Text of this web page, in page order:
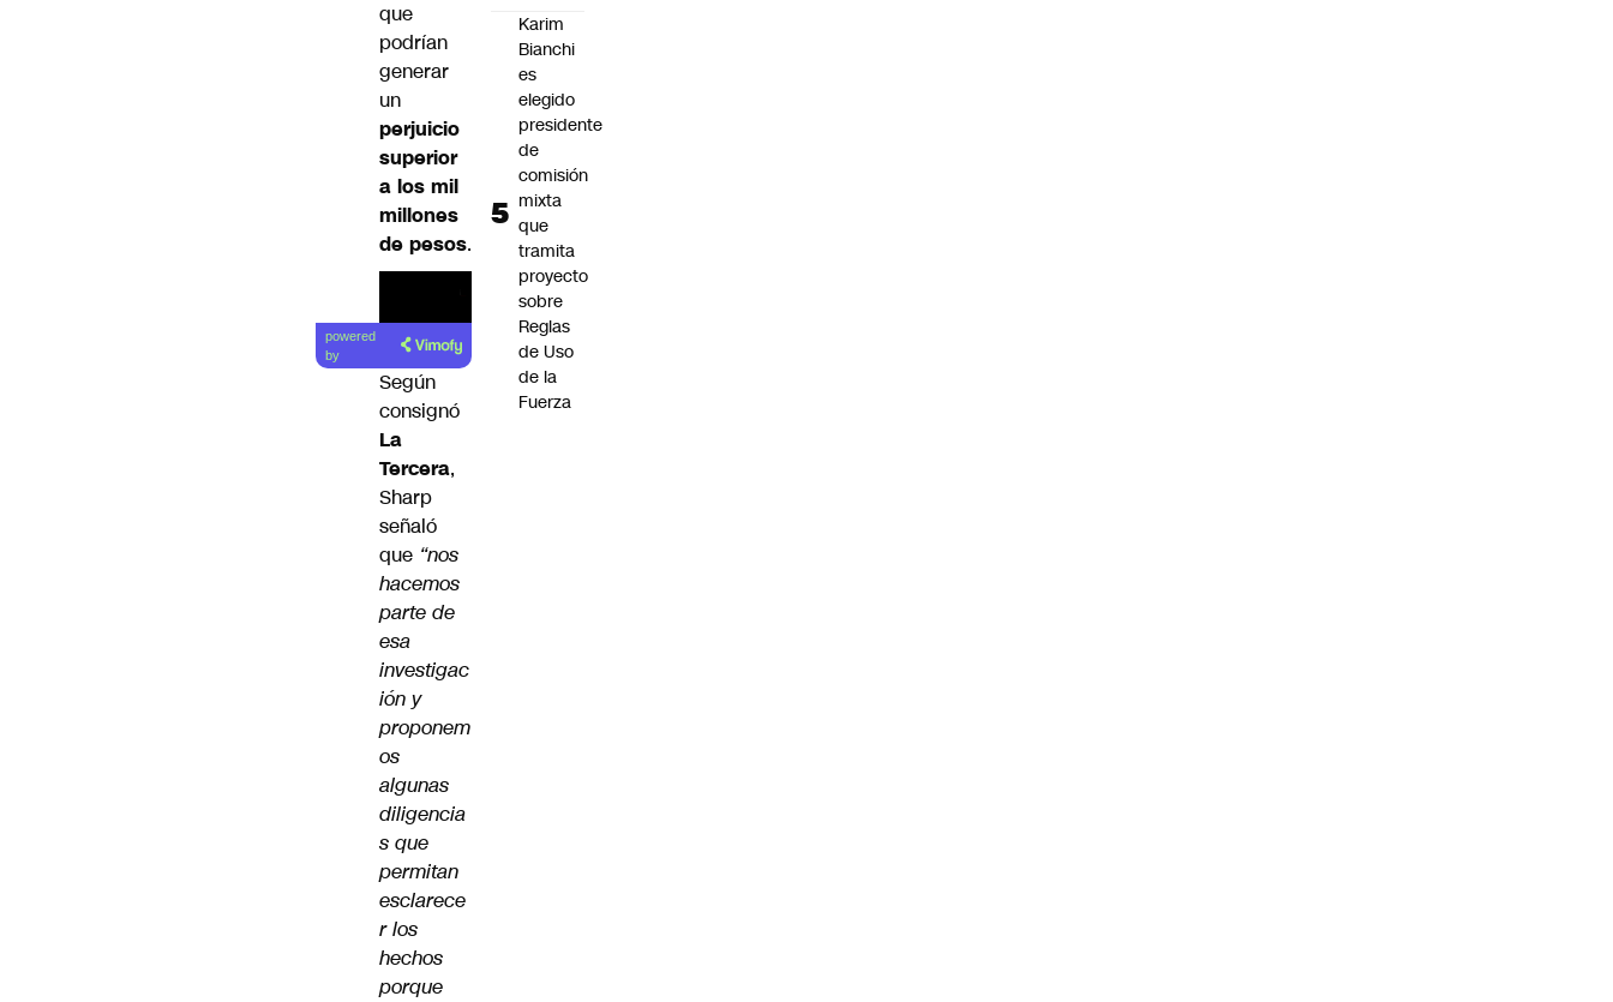
que
podrían
generar
un
perjuicio
superior
a los mil
millones
de pesos.
powered
by
Según
consignó
La
Tercera,
Sharp
señaló
que “nos
hacemos
parte de
esa
investigac
ión y
proponem
os
algunas
diligencia
s que
permitan
esclarece
r los
hechos
porque
Karim
Bianchi
es
elegido
presidente
de
comisión
mixta
que
tramita
proyecto
sobre
Reglas
de Uso
de la
Fuerza